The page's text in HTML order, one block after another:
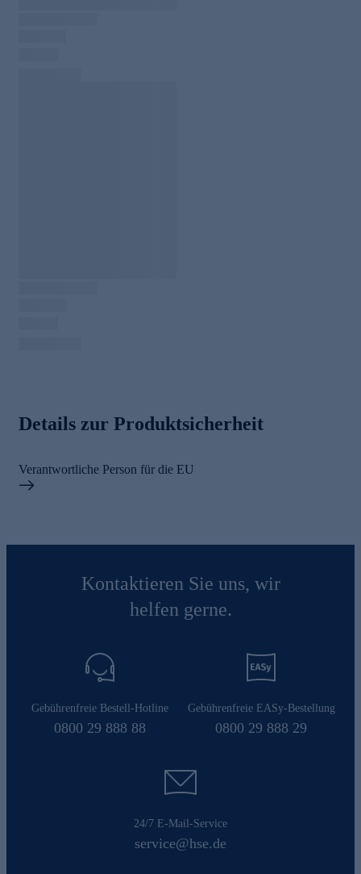
Details zur Produktsicherheit
Verantwortliche Person für die EU
Kontaktieren Sie uns, wir
helfen gerne.
Gebührenfreie Bestell-Hotline
0800 29 888 88
Gebührenfreie EASy-Bestellung
0800 29 888 29
24/7 E-Mail-Service
service@hse.de